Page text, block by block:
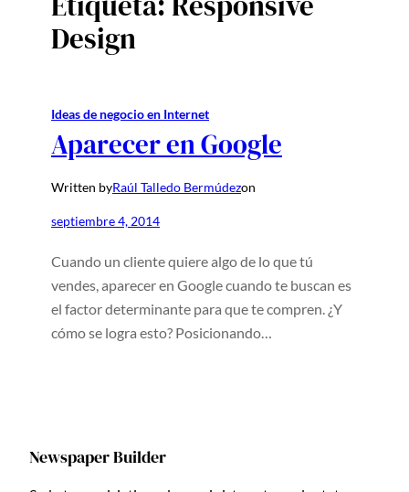
Design
Ideas de negocio en Internet
Aparecer en Google
Written byRaúl Talledo Bermúdezon
septiembre 4, 2014
Cuando un cliente quiere algo de lo que tú
vendes, aparecer en Google cuando te buscan es
el factor determinante para que te compren. ¿Y
cómo se logra esto? Posicionando…
Newspaper Builder